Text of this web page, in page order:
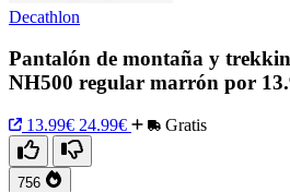
Decathlon
Pantalón de montaña y
NH500 regular marrón por
13.99€ 24.99€ Gratis
756